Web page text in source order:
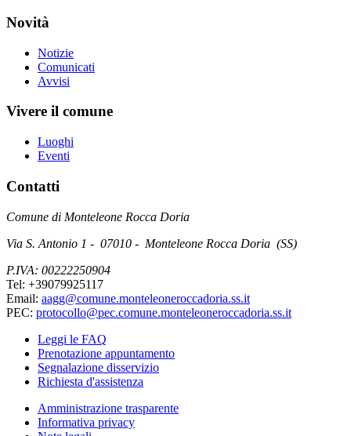
Novità
Notizie
Comunicati
Avvisi
Vivere il comune
Luoghi
Eventi
Contatti
Comune di Monteleone Rocca Doria
Via S. Antonio 1 - 07010 - Monteleone Rocca Doria (SS)
P.IVA: 00222250904
Tel: +39079925117
Email: aagg@comune.monteleoneroccadoria.ss.it
PEC: protocollo@pec.comune.monteleoneroccadoria.ss.it
Leggi le FAQ
Prenotazione appuntamento
Segnalazione disservizio
Richiesta d'assistenza
Amministrazione trasparente
Informativa privacy